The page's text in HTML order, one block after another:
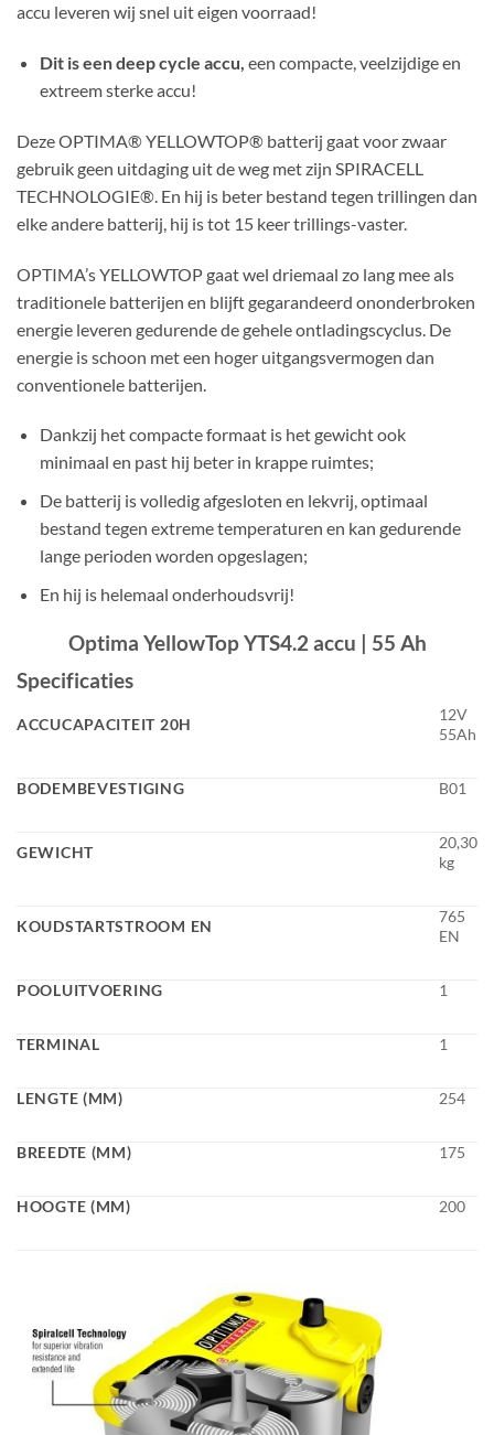
accu leveren wij snel uit eigen voorraad!
Dit is een deep cycle accu, een compacte, veelzijdige en
extreem sterke accu!
Deze OPTIMA® YELLOWTOP® batterij gaat voor zwaar
gebruik geen uitdaging uit de weg met zijn SPIRACELL
TECHNOLOGIE®. En hij is beter bestand tegen trillingen dan
elke andere batterij, hij is tot 15 keer trillings-vaster.
OPTIMA’s YELLOWTOP gaatwel driemaal zo lang mee als
traditionele batterijen en blijft gegarandeerd ononderbroken
energie leveren gedurende de gehele ontladingscyclus. De
energie is schoon met een hoger uitgangsvermogen dan
conventionele batterijen.
Dankzij het compacte formaat is het gewicht ook
minimaal en past hij beter in krappe ruimtes;
De batterij is volledig afgesloten en lekvrij, optimaal
bestand tegen extreme temperaturen en kan gedurende
lange perioden worden opgeslagen;
En hij is helemaal onderhoudsvrij!
Optima YellowTop YTS4.2 accu | 55 Ah
Specificaties
ACCUCAPACITEIT 20H
12V
55Ah
BODEMBEVESTIGING B01
GEWICHT
20,30
kg
KOUDSTARTSTROOM EN
765
EN
POOLUITVOERING 1
TERMINAL 1
LENGTE (MM) 254
BREEDTE (MM) 175
HOOGTE (MM) 200